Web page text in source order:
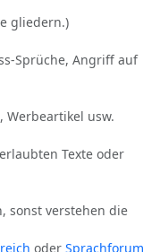
gliedern.)
Sprüche, Angriff auf
Werbeartikel usw.
Texte oder
sonst verstehen die
oder Sprachforum